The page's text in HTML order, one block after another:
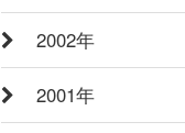
2002年
2001年